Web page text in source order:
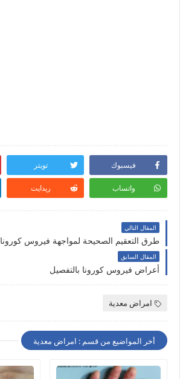
فيسبوك تويتر
واتساب ريدايت
المقال التالي
طرق التعقيم الصحيحة لمواجهة فيروس كورونا
المقال السابق
أعراض فيروس كورونا بالتفصيل
امراض معدية
أخر المواضيع من قسم : امراض معدية